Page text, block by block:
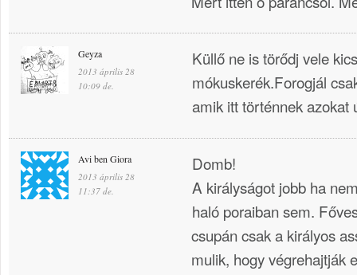
Geyza
2013 április 28
10:09 de.
Küllő ne is törődj vele
mókuskerék.Forogjál
amik itt történnek azokat
Avi ben Giora
2013 április 28
11:37 de.
Domb!
A királyságot jobb ha
haló poraiban sem.
csupán csak a királyos
mulik, hogy végrehajtják